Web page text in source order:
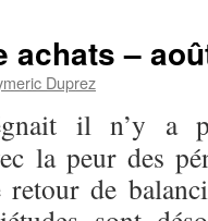
achats –
Duprez
il n’y a
la peur des
de